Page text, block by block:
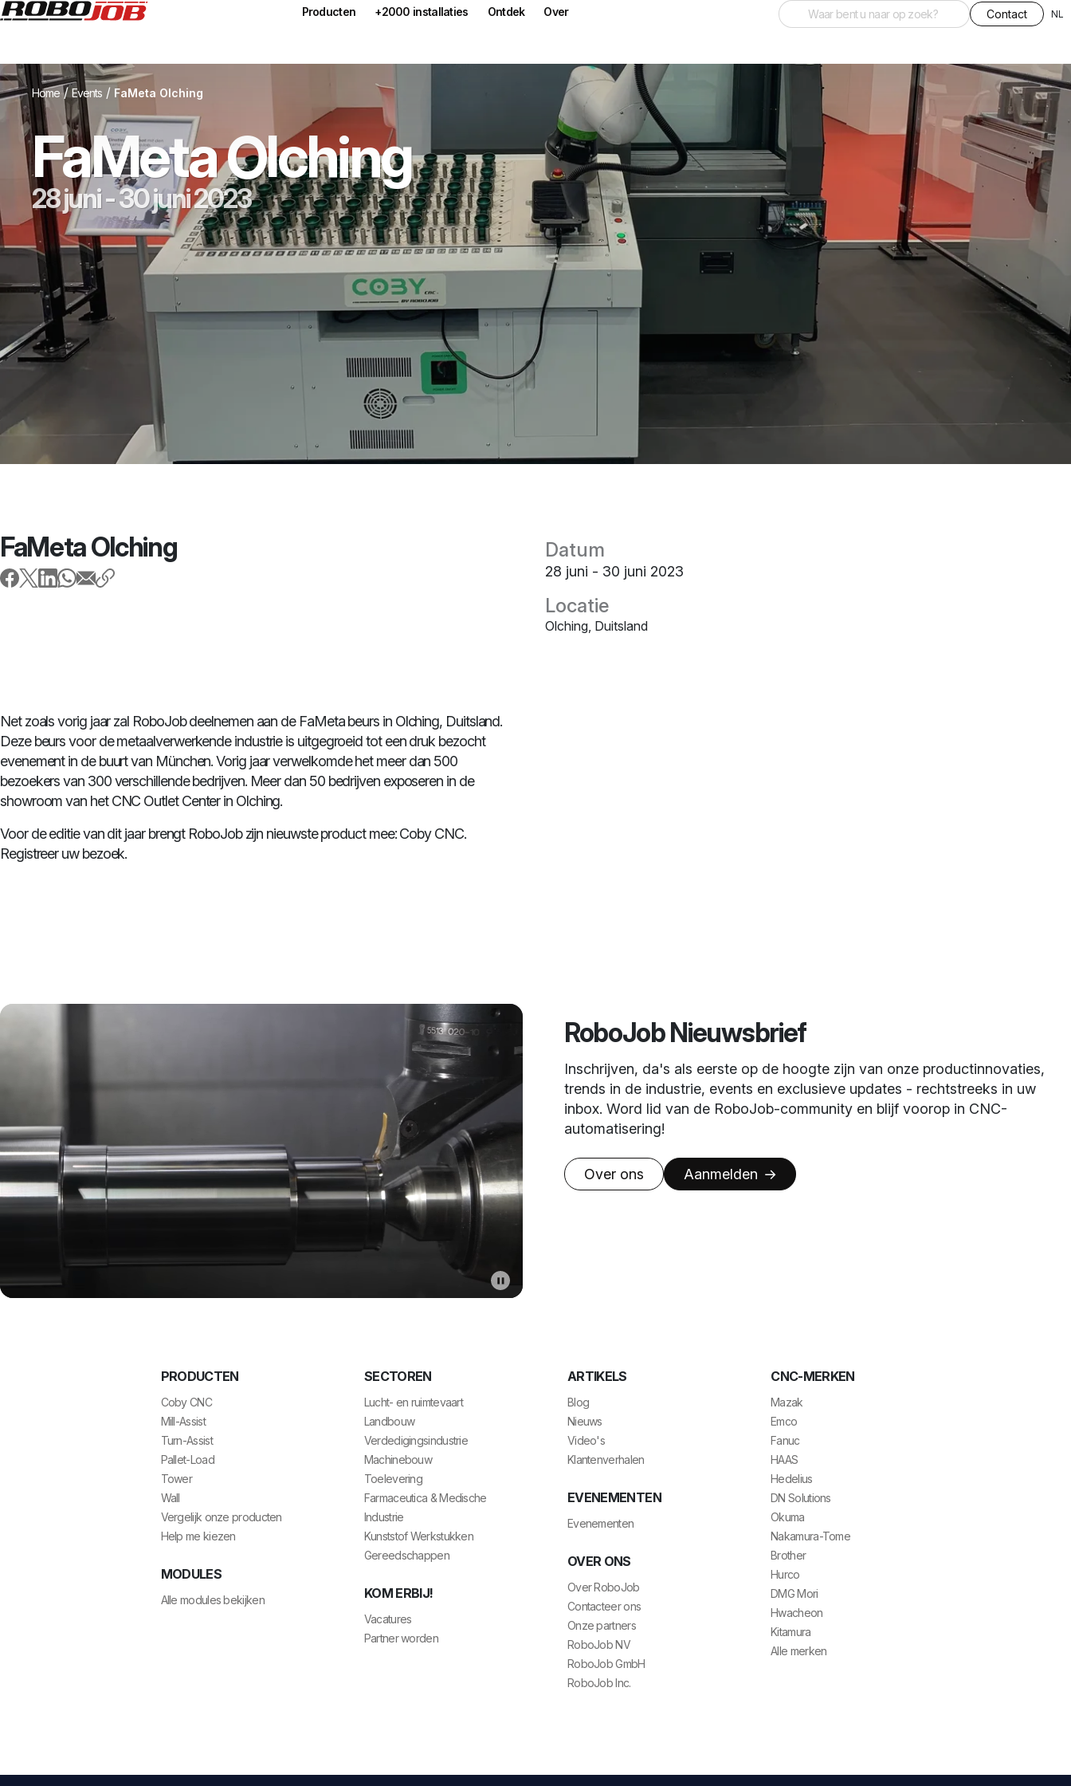
Producten +2000 installaties Ontdek Over Contact NL
Home /Events / FaMeta Olching
FaMeta Olching
28 juni - 30 juni 2023
FaMeta Olching Datum
28 juni - 30 juni 2023
Locatie
Olching, Duitsland
Net zoals vorig jaar zal RoboJob deelnemen aan de FaMeta beurs in Olching, Duitsland.
Deze beurs voor de metaalverwerkende industrie is uitgegroeid tot een druk bezocht
evenement in de buurt van München. Vorig jaar verwelkomde het meer dan 500
bezoekers van 300 verschillende bedrijven. Meer dan 50 bedrijven exposeren in de
showroom van het CNC Outlet Center in Olching.
Voor de editie van dit jaar brengt RoboJob zijn nieuwste product mee: Coby CNC.
Registreer uw bezoek.
RoboJob Nieuwsbrief
Inschrijven, da's als eerste op de hoogte zijn van onze productinnovaties,
trends in de industrie, events en exclusieve updates - rechtstreeks in uw
inbox. Word lid van de RoboJob-community en blijf voorop in CNC-
automatisering!
Over ons Aanmelden
PRODUCTEN
Coby CNC
Mill-Assist
Turn-Assist
Pallet-Load
Tower
Wall
Vergelijk onze producten
Help me kiezen
MODULES
Alle modules bekijken
SECTOREN
Lucht- en ruimtevaart
Landbouw
Verdedigingsindustrie
Machinebouw
Toelevering
Farmaceutica & Medische
Industrie
Kunststof Werkstukken
Gereedschappen
KOM ERBIJ!
Vacatures
Partner worden
ARTIKELS
Blog
Nieuws
Video's
Klantenverhalen
EVENEMENTEN
Evenementen
OVER ONS
Over RoboJob
Contacteer ons
Onze partners
RoboJob NV
RoboJob GmbH
RoboJob Inc.
CNC-MERKEN
Mazak
Emco
Fanuc
HAAS
Hedelius
DN Solutions
Okuma
Nakamura-Tome
Brother
Hurco
DMG Mori
Hwacheon
Kitamura
Alle merken